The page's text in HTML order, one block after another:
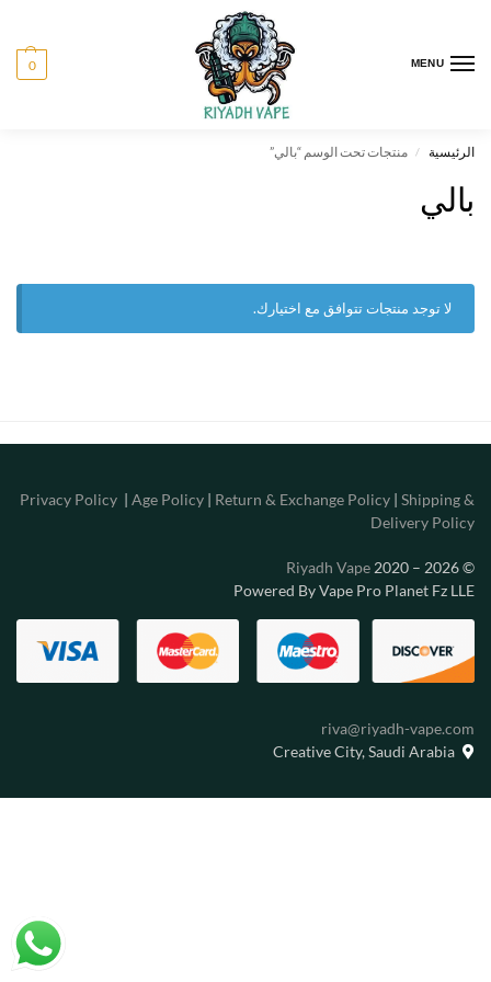
MENU
0
الرئيسية / منتجات تحت الوسم “بالي”
بالي
لا توجد منتجات تتوافق مع اختيارك.
Privacy Policy | Age Policy | Return & Exchange Policy | Shipping &
Delivery Policy
©
Riyadh Vape 2020 – 2026
Powered By Vape Pro Planet Fz LLE
riva@riyadh-vape.com